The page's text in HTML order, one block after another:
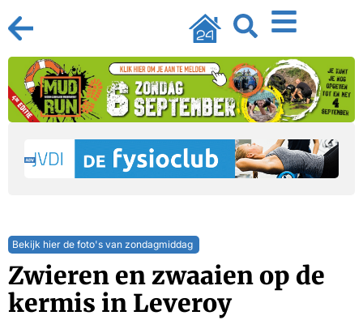
Bekijk hier de foto's van zondagmiddag
Zwieren en zwaaien op de
kermis in Leveroy